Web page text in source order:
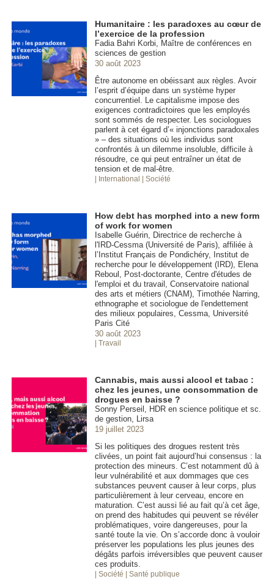
Humanitaire : les paradoxes au cœur de
l’exercice de la profession
Fadia Bahri Korbi, Maître de conférences en
sciences de gestion
30 août 2023
Être autonome en obéissant aux règles. Avoir
l’esprit d’équipe dans un système hyper
concurrentiel. Le capitalisme impose des
exigences contradictoires que les employés
sont sommés de respecter. Les sociologues
parlent à cet égard d’« injonctions paradoxales
» – des situations où les individus sont
confrontés à un dilemme insoluble, difficile à
résoudre, ce qui peut entraîner un état de
tension et de mal-être.
| International | Société
How debt has morphed into a new form
of work for women
Isabelle Guérin, Directrice de recherche à
l'IRD-Cessma (Université de Paris), affiliée à
l’Institut Français de Pondichéry, Institut de
recherche pour le développement (IRD), Elena
Reboul, Post-doctorante, Centre d'études de
l'emploi et du travail, Conservatoire national
des arts et métiers (CNAM), Timothée Narring,
ethnographe et sociologue de l'endettement
des milieux populaires, Cessma, Université
Paris Cité
30 août 2023
| Travail
Cannabis, mais aussi alcool et tabac :
chez les jeunes, une consommation de
drogues en baisse ?
Sonny Perseil, HDR en science politique et sc.
de gestion, Lirsa
19 juillet 2023
Si les politiques des drogues restent très
clivées, un point fait aujourd’hui consensus : la
protection des mineurs. C’est notamment dû à
leur vulnérabilité et aux dommages que ces
substances peuvent causer à leur corps, plus
particulièrement à leur cerveau, encore en
maturation. C’est aussi lié au fait qu’à cet âge,
on prend des habitudes qui peuvent se révéler
problématiques, voire dangereuses, pour la
santé toute la vie. On s’accorde donc à vouloir
préserver les populations les plus jeunes des
dégâts parfois irréversibles que peuvent causer
ces produits.
| Société | Santé publique